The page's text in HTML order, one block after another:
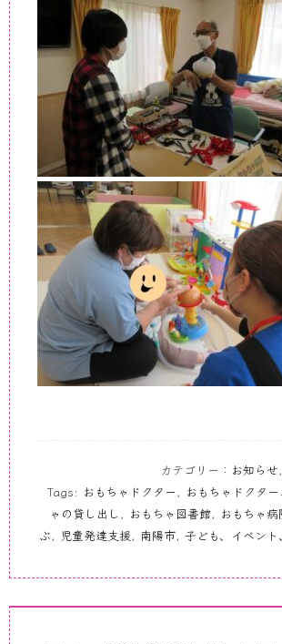
カテゴリー： お知らせ,
Tags: おもちゃドクター, おもちゃドクタ
ゃの貸し出し, おもちゃ図書館, おもちゃ病
ぶ, 児童発達支援, 南陽市, 子ども、イベン